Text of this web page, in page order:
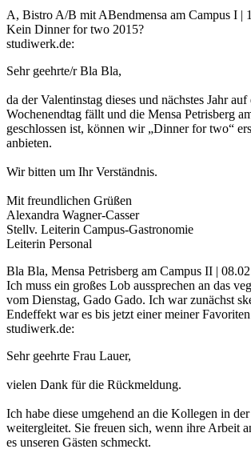
A, Bistro A/B mit ABendmensa am Campus I |
Kein Dinner for two 2015?
studiwerk.de:
Sehr geehrte/r Bla Bla,
da der Valentinstag dieses und nächstes Jahr auf
Wochenendtag fällt und die Mensa Petrisberg
geschlossen ist, können wir „Dinner for two“
anbieten.
Wir bitten um Ihr Verständnis.
Mit freundlichen Grüßen
Alexandra Wagner-Casser
Stellv. Leiterin Campus-Gastronomie
Leiterin Personal
Bla Bla, Mensa Petrisberg am Campus II |
Ich muss ein großes Lob aussprechen an das
vom Dienstag, Gado Gado. Ich war zunächst
Endeffekt war es bis jetzt einer meiner
studiwerk.de:
Sehr geehrte Frau Lauer,
vielen Dank für die Rückmeldung.
Ich habe diese umgehend an die Kollegen in
weitergleitet. Sie freuen sich, wenn ihre Arbeit
es unseren Gästen schmeckt.